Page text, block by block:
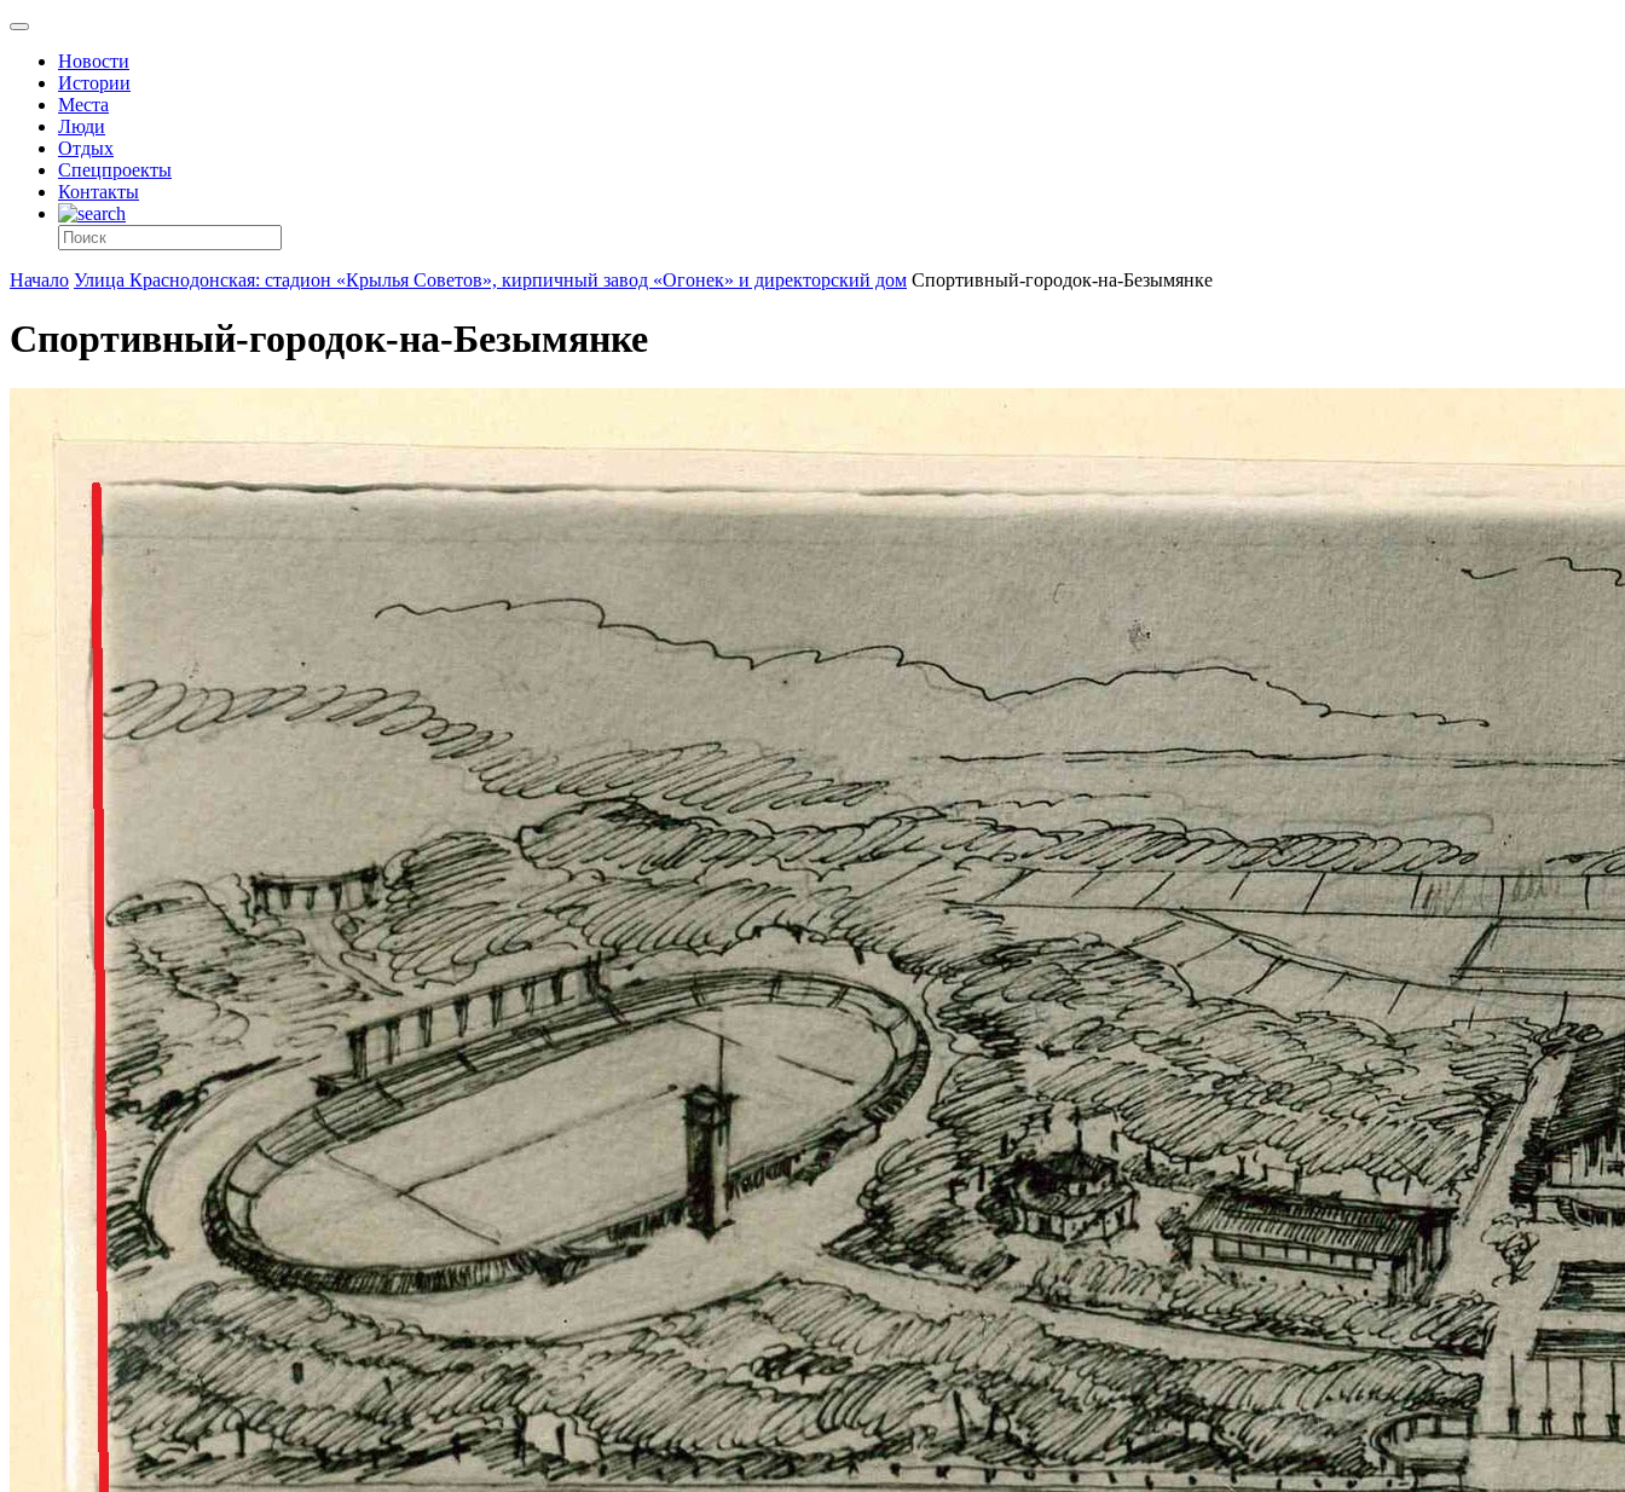
Новости
Истории
Места
Люди
Отдых
Спецпроекты
Контакты
Начало Улица Краснодонская: стадион «Крылья Советов», кирпичный завод «Огонек» и директорский дом Спортивный-городок-на-Безымянке
Спортивный-городок-на-Безымянке